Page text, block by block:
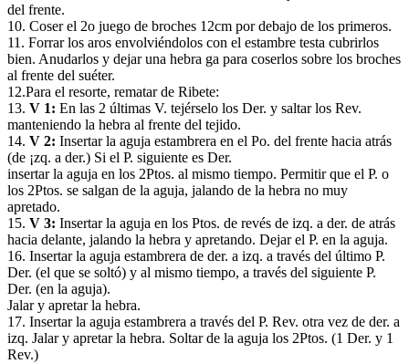
del frente.
10. Coser el 2o juego de broches 12cm por debajo de los primeros.
11. Forrar los aros envolviéndolos con el estambre testa cubrirlos
bien. Anudarlos y dejar una hebra ga para coserlos sobre los broches
al frente del suéter.
12.Para el resorte, rematar de Ribete:
13. V 1: En las 2 últimas V. tejérselo los Der. y saltar los Rev.
manteniendo la hebra al frente del tejido.
14. V 2: Insertar la aguja estambrera en el Po. del frente hacia atrás
(de ¡zq. a der.) Si el P. siguiente es Der.
insertar la aguja en los 2Ptos. al mismo tiempo. Permitir que el P. o
los 2Ptos. se salgan de la aguja, jalando de la hebra no muy
apretado.
15. V 3: Insertar la aguja en los Ptos. de revés de izq. a der. de atrás
hacia delante, jalando la hebra y apretando. Dejar el P. en la aguja.
16. Insertar la aguja estambrera de der. a izq. a través del último P.
Der. (el que se soltó) y al mismo tiempo, a través del siguiente P.
Der. (en la aguja).
Jalar y apretar la hebra.
17. Insertar la aguja estambrera a través del P. Rev. otra vez de der. a
izq. Jalar y apretar la hebra. Soltar de la aguja los 2Ptos. (1 Der. y 1
Rev.)